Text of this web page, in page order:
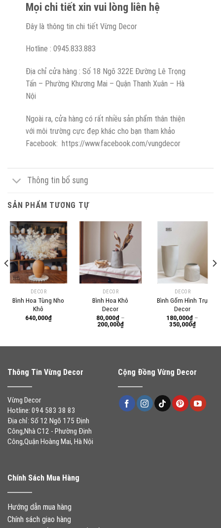
Mọi chi tiết xin vui lòng liên hệ
Đây là thông tin chi tiết Vừng Decor
Hotline : 0945.833.883
Địa chỉ cửa hàng : Số 18 Ngõ 322E Đường Lê Trọng
Tấn – Phường Khương Mai – Quận Thanh Xuân – Hà
Nội
Ngoài ra, cửa hàng có rất nhiều sản phẩm thân thiện
với môi trường cực đẹp khác cho bạn tham khảo
Facebook: https://www.facebook.com/vungdecor
Thông tin bổ sung
SẢN PHẨM TƯƠNG TỰ
DECOR
Bình Hoa Tùng Nho
Khô
640,000₫
DECOR
Bình Hoa Khô
Decor
80,000₫ –
200,000₫Khoảng
giá:
DECOR
Bình Gốm Hình Trụ
Decor
180,000₫ –
350,000₫Khoảng
giá:
Thông Tin Vừng Decor
Vừng Decor
Hotline: 094 583 38 83
Địa chỉ: Số 12 Ngõ 175 Định
Công,Nhà C12 - Phường Định
Công,Quận Hoàng Mai, Hà Nội
Cộng Đồng Vừng Decor
Chính Sách Mua Hàng
Hướng dẫn mua hàng
Chính sách giao hàng